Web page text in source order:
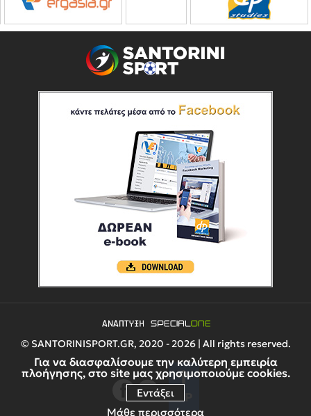
Για να διασφαλίσουμε την καλύτερη εμπειρία
πλοήγησης, στο site μας χρησιμοποιούμε cookies.
Εντάξει
Μάθε περισσότερα
© SANTORINISPORT.GR, 2020 - 2026 | All rights reserved.
UP